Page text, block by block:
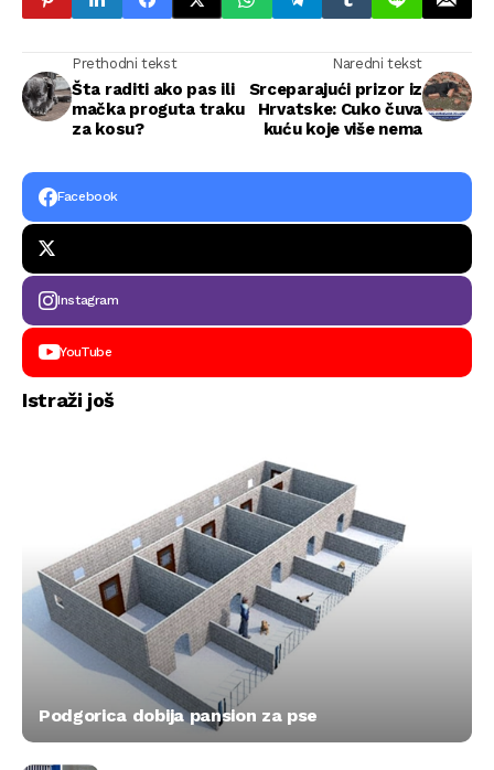
Prethodni tekst
Šta raditi ako pas ili
mačka proguta traku
za kosu?
Naredni tekst
Srceparajući prizor iz
Hrvatske: Cuko čuva
kuću koje više nema
Facebook
Instagram
YouTube
Istraži još
Podgorica dobija pansion za pse